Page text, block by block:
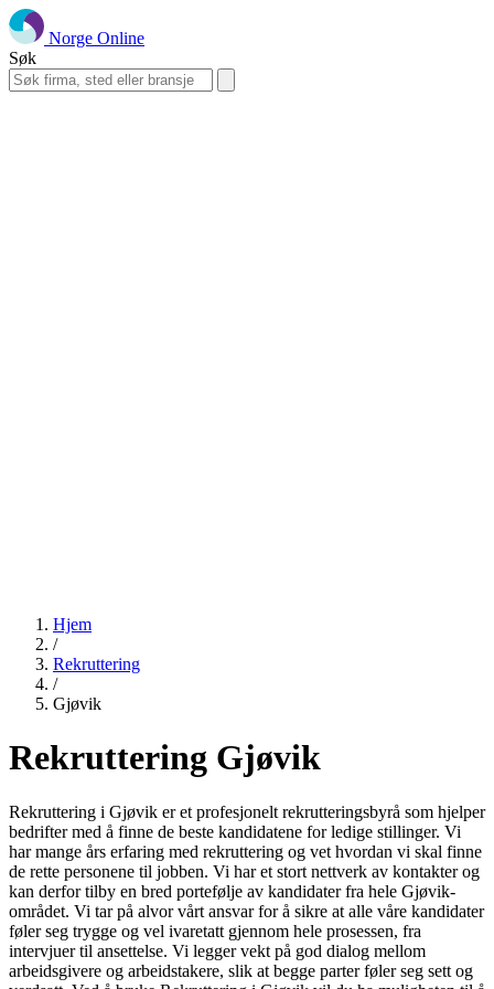
Norge Online
Søk
Hjem
/
Rekruttering
/
Gjøvik
Rekruttering Gjøvik
Rekruttering i Gjøvik er et profesjonelt rekrutteringsbyrå som hjelper
bedrifter med å finne de beste kandidatene for ledige stillinger. Vi
har mange års erfaring med rekruttering og vet hvordan vi skal finne
de rette personene til jobben. Vi har et stort nettverk av kontakter og
kan derfor tilby en bred portefølje av kandidater fra hele Gjøvik-
området. Vi tar på alvor vårt ansvar for å sikre at alle våre kandidater
føler seg trygge og vel ivaretatt gjennom hele prosessen, fra
intervjuer til ansettelse. Vi legger vekt på god dialog mellom
arbeidsgivere og arbeidstakere, slik at begge parter føler seg sett og